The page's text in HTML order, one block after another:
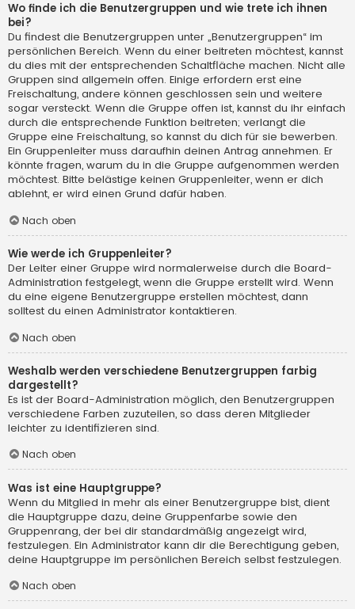
Wo finde ich die Benutzergruppen und wie trete ich ihnen
bei?
Du findest die Benutzergruppen unter „Benutzergruppen“ im
persönlichen Bereich. Wenn du einer beitreten möchtest, kannst
du dies mit der entsprechenden Schaltfläche machen. Nicht alle
Gruppen sind allgemein offen. Einige erfordern erst eine
Freischaltung, andere können geschlossen sein und weitere
sogar versteckt. Wenn die Gruppe offen ist, kannst du ihr einfach
durch die entsprechende Funktion beitreten; verlangt die
Gruppe eine Freischaltung, so kannst du dich für sie bewerben.
Ein Gruppenleiter muss daraufhin deinen Antrag annehmen. Er
könnte fragen, warum du in die Gruppe aufgenommen werden
möchtest. Bitte belästige keinen Gruppenleiter, wenn er dich
ablehnt, er wird einen Grund dafür haben.
Nach oben
Wie werde ich Gruppenleiter?
Der Leiter einer Gruppe wird normalerweise durch die Board-
Administration festgelegt, wenn die Gruppe erstellt wird. Wenn
du eine eigene Benutzergruppe erstellen möchtest, dann
solltest du einen Administrator kontaktieren.
Nach oben
Weshalb werden verschiedene Benutzergruppen farbig
dargestellt?
Es ist der Board-Administration möglich, den Benutzergruppen
verschiedene Farben zuzuteilen, so dass deren Mitglieder
leichter zu identifizieren sind.
Nach oben
Was ist eine Hauptgruppe?
Wenn du Mitglied in mehr als einer Benutzergruppe bist, dient
die Hauptgruppe dazu, deine Gruppenfarbe sowie den
Gruppenrang, der bei dir standardmäßig angezeigt wird,
festzulegen. Ein Administrator kann dir die Berechtigung geben,
deine Hauptgruppe im persönlichen Bereich selbst festzulegen.
Nach oben